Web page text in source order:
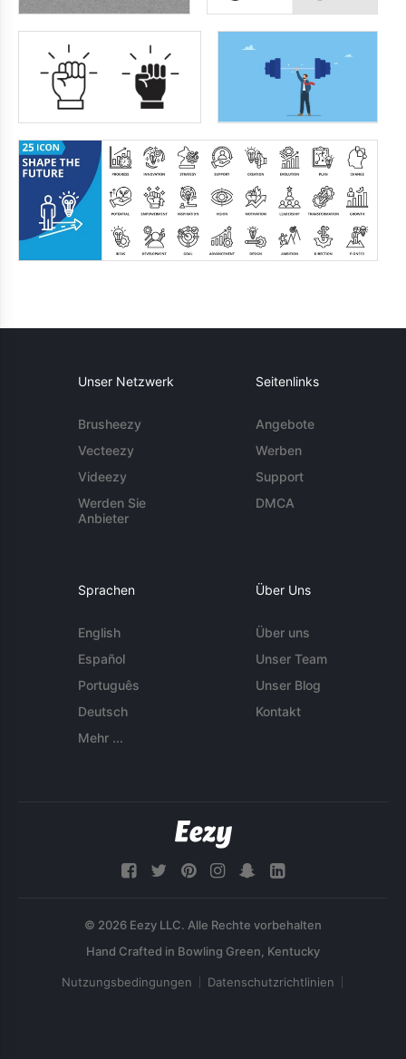
Unser Netzwerk
Brusheezy
Vecteezy
Videezy
Werden Sie
Anbieter
Seitenlinks
Angebote
Werben
Support
DMCA
Sprachen
English
Español
Português
Deutsch
Mehr ...
Über Uns
Über uns
Unser Team
Unser Blog
Kontakt
© 2026 Eezy LLC. Alle Rechte vorbehalten
Nutzungsbedingungen Datenschutzrichtlinien